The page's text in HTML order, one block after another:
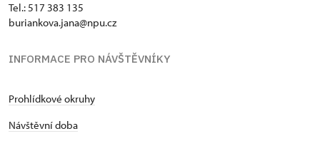
Tel.: 517 383 135
buriankova.jana@npu.cz
INFORMACE PRO NÁVŠTĚVNÍKY
Prohlídkové okruhy
Návštěvní doba